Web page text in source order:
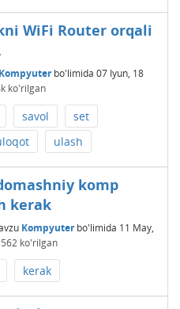
WiFi Router orqali
Kompyuterbo'limida 07 Iyun, 18
ko'rilgan
savol
set
ulash
komp
kerak
Kompyuterbo'limida 11 May,
562ko'rilgan
kerak